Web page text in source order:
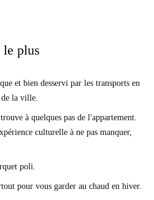
le plus
et bien desservi par les transports en
la ville.
à quelques pas de l'appartement.
culturelle à ne pas manquer,
poli.
pour vous garder au chaud en hiver.